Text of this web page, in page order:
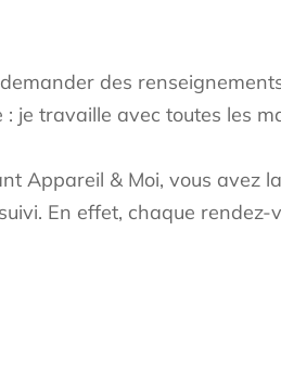
des
: je travaille avec toutes les
Appareil & Moi, vous avez
En effet, chaque